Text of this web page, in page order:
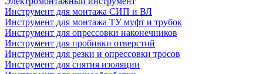
Инструмент для монтажа СИП и ВЛ
Инструмент для монтажа ТУ муфт и трубок
Инструмент для опрессовки наконечников
Инструмент для пробивки отверстий
Инструмент для резки и опрессовки тросов
Инструмент для снятия изоляции